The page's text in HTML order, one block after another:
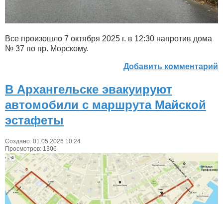
Все произошло 7 октября 2025 г. в 12:30 напротив дома
№ 37 по пр. Морскому.
Добавить комментарий
В Архангельске эвакуируют
автомобили с маршрута Майской
эстафеты
Создано: 01.05.2026 10:24
Просмотров: 1306